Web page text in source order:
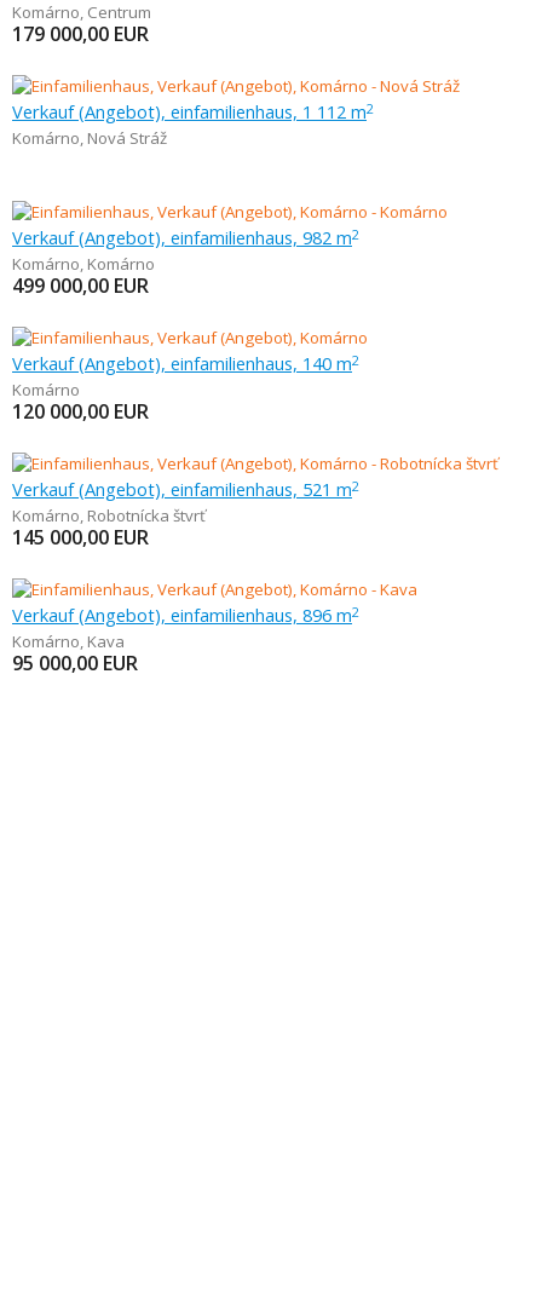
Komárno, Centrum
179 000,00 EUR
Verkauf (Angebot), einfamilienhaus, 1 112 m2
Komárno, Nová Stráž
Verkauf (Angebot), einfamilienhaus, 982 m2
Komárno, Komárno
499 000,00 EUR
Verkauf (Angebot), einfamilienhaus, 140 m2
Komárno
120 000,00 EUR
Verkauf (Angebot), einfamilienhaus, 521 m2
Komárno, Robotnícka štvrť
145 000,00 EUR
Verkauf (Angebot), einfamilienhaus, 896 m2
Komárno, Kava
95 000,00 EUR